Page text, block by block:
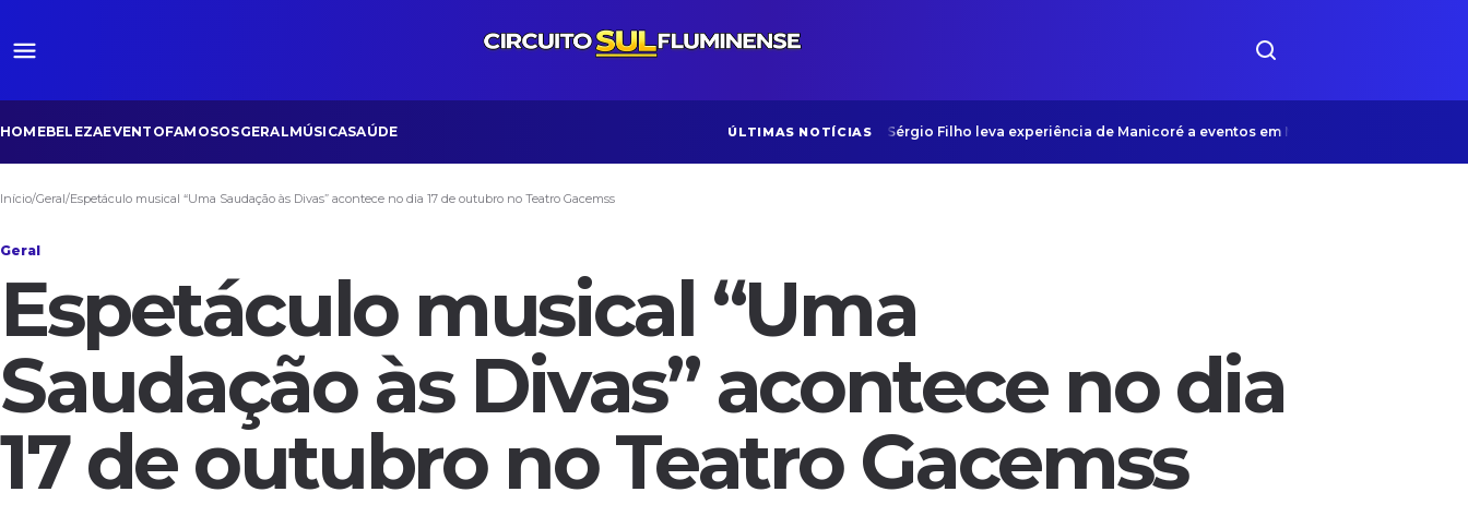
HOMEBELEZAEVENTOFAMOSOSGERALMÚSICASAÚDE ÚLTIMAS NOTÍCIAS Sérgio Filho leva experiência de Manicoré a eventos em Manaus e São Paulo
Início/Geral/Espetáculo musical “Uma Saudação às Divas” acontece no dia 17 de outubro no Teatro Gacemss
Geral
Espetáculo musical “Uma
Saudação às Divas” acontece no dia
17 de outubro no Teatro Gacemss